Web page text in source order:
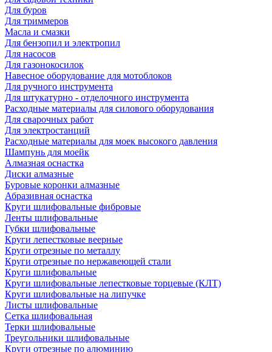
Для буров
Для триммеров
Масла и смазки
Для бензопил и электропил
Для насосов
Для газонокосилок
Навесное оборудование для мотоблоков
Для ручного инструмента
Для штукатурно - отделочного инструмента
Расходные материалы для силового оборудования
Для сварочных работ
Для электростанций
Расходные материалы для моек высокого давления
Шампунь для моейк
Алмазная оснастка
Диски алмазные
Буровые коронки алмазные
Абразивная оснастка
Круги шлифовальные фибровые
Ленты шлифовальные
Губки шлифовальные
Круги лепестковые веерные
Круги отрезные по металлу
Круги отрезные по нержавеющей стали
Круги шлифовальные
Круги шлифовальные лепестковые торцевые (КЛТ)
Круги шлифовальные на липучке
Листы шлифовальные
Сетка шлифовальная
Терки шлифовальные
Треугольники шлифовальные
Круги отрезные по алюминию